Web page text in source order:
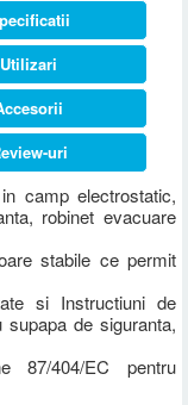
camp electrostatic,
robinet evacuare
stabile ce permit
si Instructiuni de
de siguranta,
87/404/EC pentru
Utilizari
uri